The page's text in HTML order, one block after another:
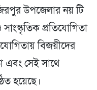
উপজেলার নয় টি
প্রতিযোগিতা
বিজয়ীদের
এবং সেই সাথে
হয়েছে।